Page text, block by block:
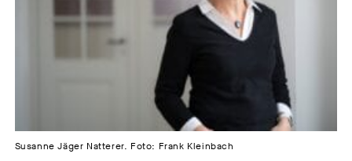
Susanne Jäger Natterer. Foto: Frank Kleinbach